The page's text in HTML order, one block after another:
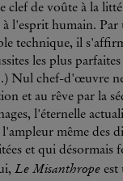
clef de voûte à la
à l'esprit humain. Par
technique, il
les plus
Nul chef-d'œuvre
et au rêve par la
l'éternelle
même des
et qui désormais
Le Misanthrope est